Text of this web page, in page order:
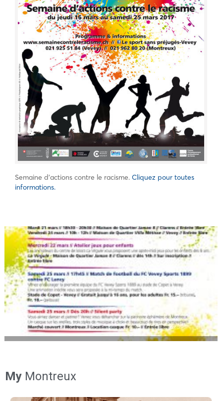
Semaine d’actions contre le racisme. Cliquez pour toutes
informations.
My Montreux